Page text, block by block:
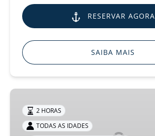
RESERVAR AGORA
SAIBA MAIS
Porto
Sunset
Cruise
2 HORAS
TODAS AS IDADES